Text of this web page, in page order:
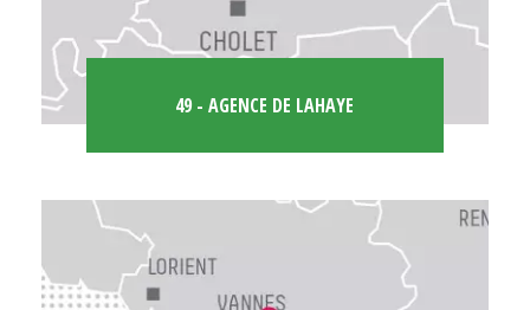
49 - AGENCE DE LAHAYE